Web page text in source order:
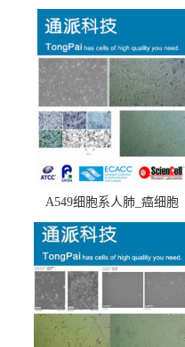
A549细胞系人肺_癌细胞
(A549细胞)